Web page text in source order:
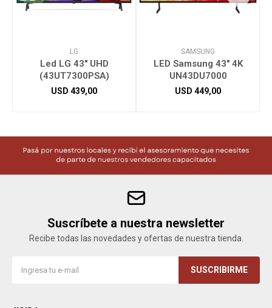
LG
Led LG 43" UHD
(43UT7300PSA)
USD 439,00
SAMSUNG
LED Samsung 43" 4K
UN43DU7000
USD 449,00
Suscríbete a nuestra newsletter
Recibe todas las novedades y ofertas de nuestra tienda.
SUSCRIBIRME